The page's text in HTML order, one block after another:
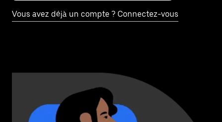
Vous avez déjà un compte ? Connectez-vous